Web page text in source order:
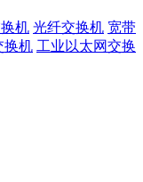
机 光纤交换机 宽带
换机 工业以太网交换